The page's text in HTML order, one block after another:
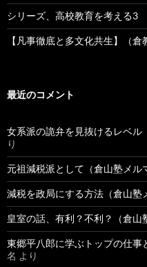
シリーズ、高校教育を考える3
【凡事徹底と多文化共生】（倉
最近のコメント
女系派の詭弁を見抜けるレベル
り
元祖減税派として（倉山塾メル
減税を政局にする方法（倉山塾
皇室の話、有利？不利？（倉山
東郷平八郎に学ぶトップの仕事
名 より